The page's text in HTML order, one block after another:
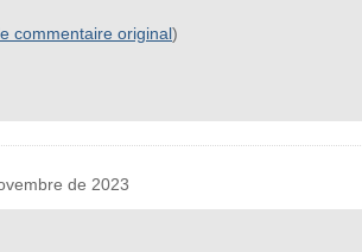
commentaire original)
de 2023